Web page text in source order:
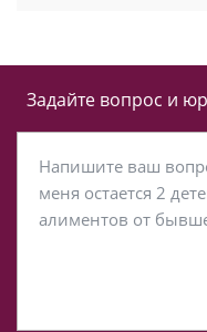
Задайте вопрос и